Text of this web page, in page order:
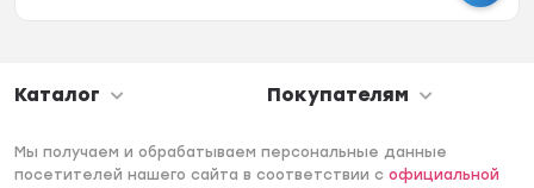
Каталог Покупателям
Мы получаем и обрабатываем персональные данные
посетителей нашего сайта в соответствии софициальной